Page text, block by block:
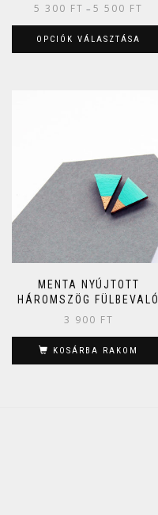
5 300 FT – 5 500 FT
OPCIÓK VÁLASZTÁSA
MENTA NYÚJTOTT
HÁROMSZÖG FÜLBEVALÓ
3 900 FT
KOSÁRBA RAKOM